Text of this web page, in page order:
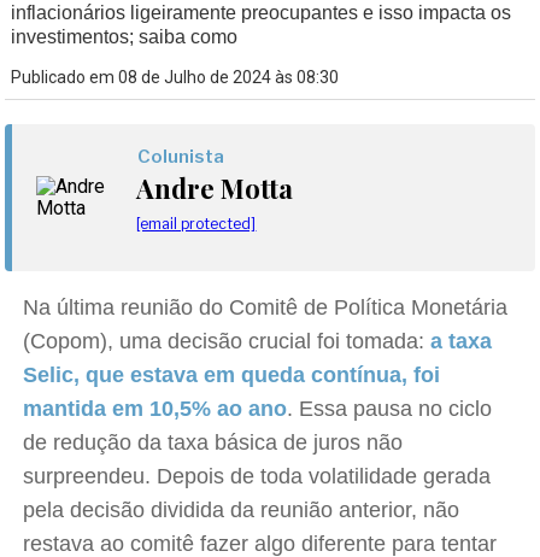
inflacionários ligeiramente preocupantes e isso impacta os
investimentos; saiba como
Publicado em 08 de Julho de 2024 às 08:30
Colunista
Andre Motta
[email protected]
Na última reunião do Comitê de Política Monetária
(Copom), uma decisão crucial foi tomada:a taxa
Selic, que estava em queda contínua, foi
mantida em 10,5% ao ano. Essa pausa no ciclo
de redução da taxa básica de juros não
surpreendeu. Depois de toda volatilidade gerada
pela decisão dividida da reunião anterior, não
restava ao comitê fazer algo diferente para tentar